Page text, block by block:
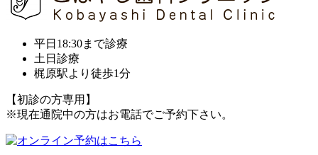
平日18:30まで診療
土日診療
梶原駅より徒歩1分
【初診の方専用】
※現在通院中の方はお電話でご予約下さい。